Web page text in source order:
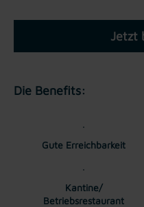
Jetzt
Die Benefits:
Gute Erreichbarkeit
Kantine/
Betriebsrestaurant